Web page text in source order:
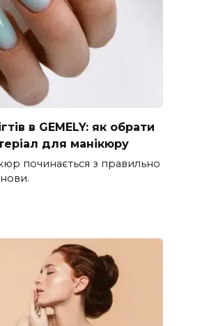
в GEMELY: як обрати
для манікюру
починається з правильно